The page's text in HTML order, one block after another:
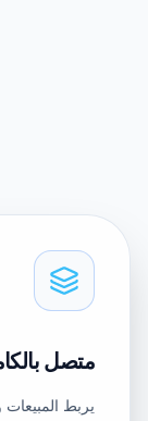
متصل
يربط